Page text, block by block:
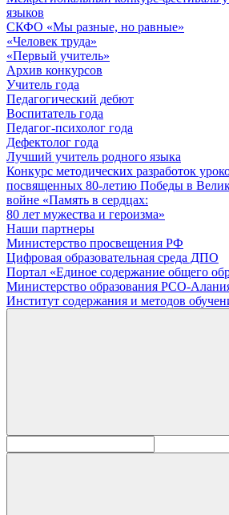
языков
СКФО «Мы разные, но равные»
«Человек труда»
«Первый учитель»
Архив конкурсов
Учитель года
Педагогический дебют
Воспитатель года
Педагог-психолог года
Дефектолог года
Лучший учитель родного языка
Конкурс методических разработок
посвященных 80-летию Победы в
войне «Память в сердцах:
80 лет мужества и героизма»
Наши партнеры
Министерство просвещения РФ
Цифровая образовательная среда ДПО
Портал «Единое содержание общего
Министерство образования РСО-
Институт содержания и методов